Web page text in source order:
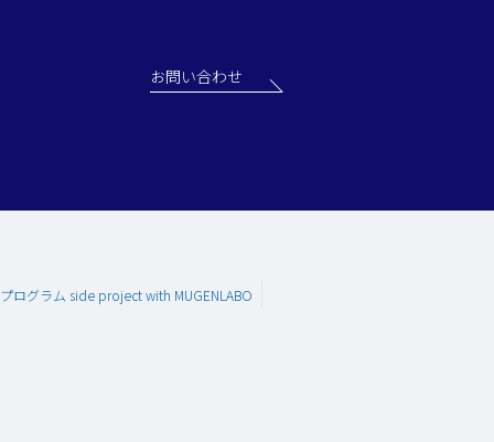
お問い合わせ
ログラム side project with MUGENLABO